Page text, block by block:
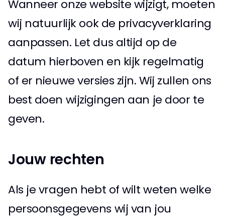
Wanneer onze website wijzigt, moeten
wij natuurlijk ook de privacyverklaring
aanpassen. Let dus altijd op de
datum hierboven en kijk regelmatig
of er nieuwe versies zijn. Wij zullen ons
best doen wijzigingen aan je door te
geven.
Jouw rechten
Als je vragen hebt of wilt weten welke
persoonsgegevens wij van jou